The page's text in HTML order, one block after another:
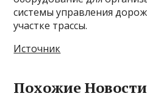
системы управления
участке трассы.
Источник
Похожие